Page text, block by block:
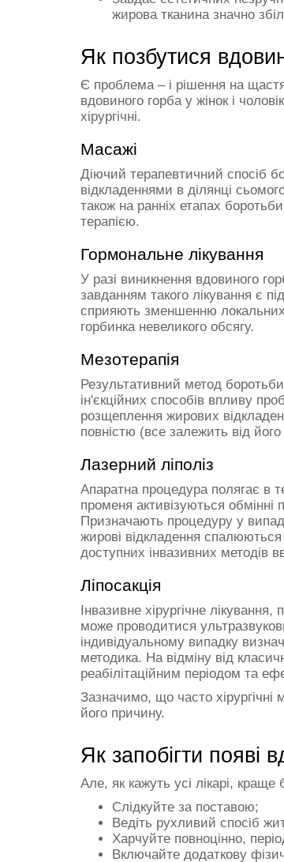
жирова тканина значно
Як позбутися
Є проблема – і рішення на
вдовиного горба у жінок і
хірургічні.
Масажі
Діючий терапевтичний спосіб
відкладеннями в ділянці
також на ранніх етапах
терапією.
Гормональне лікування
У разі виникнення вдовиного
завданням такого лікування є
сприяють зменшенню локальних
горбинка невеликого обсягу.
Мезотерапія
Результативний метод
ін'єкційних способів впливу
розщеплення жирових
повністю (все залежить від
Лазерний ліполіз
Апаратна процедура полягає в
променя активізуються
Призначають процедуру у
жирові відкладення
доступних інвазивних методів
Ліпосакція
Інвазивне хірургічне
може проводитися
індивідуальному випадку
методика. На відміну від
реабілітаційним періодом та
Зазначимо, що часто
його причину.
Як запобігти появі
Але, як кажуть усі лікарі,
Слідкуйте за поставою;
Ведіть рухливий спосіб
Харчуйте повноцінно,
Включайте додаткову